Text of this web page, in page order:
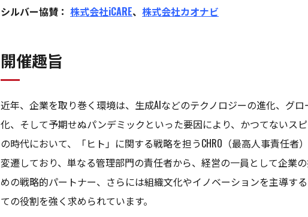
シルバー協賛： 株式会社iCARE、 株式会社カオナビ
開催趣旨
近年、企業を取り巻く環境は、生成AIなどのテクノロジーの進化、グ
化、そして予期せぬパンデミックといった要因により、かつてないス
の時代において、「ヒト」に関する戦略を担うCHRO（最高人事責任者
変遷しており、単なる管理部門の責任者から、経営の一員として企業
めの戦略的パートナー、さらには組織文化やイノベーションを主導す
ての役割を強く求められています。